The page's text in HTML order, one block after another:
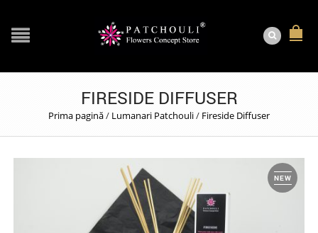
FIRESIDE DIFFUSER
Prima pagină/ Lumanari Patchouli/ Fireside Diffuser
NEW